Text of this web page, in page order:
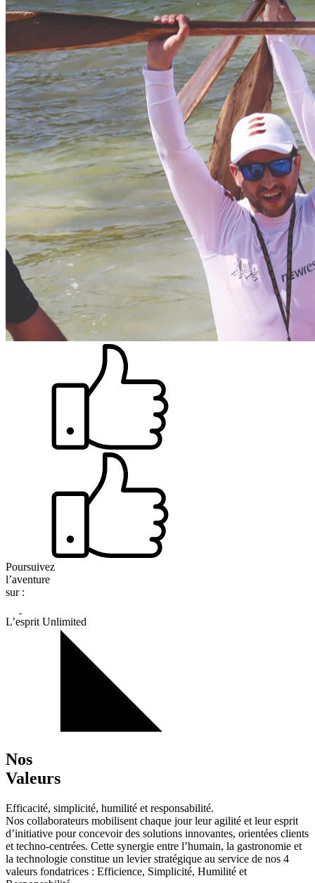
Poursuivez
l’aventure
sur :
L’esprit Unlimited
Nos
Valeurs
Efficacité, simplicité, humilité et responsabilité.
Nos collaborateurs mobilisent chaque jour leur agilité et leur esprit
d’initiative pour concevoir des solutions innovantes, orientées clients
et techno-centrées. Cette synergie entre l’humain, la gastronomie et
la technologie constitue un levier stratégique au service de nos 4
valeurs fondatrices : Efficience, Simplicité, Humilité et